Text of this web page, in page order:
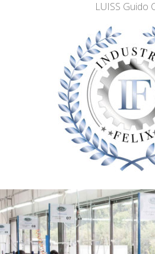
LUISS Guido